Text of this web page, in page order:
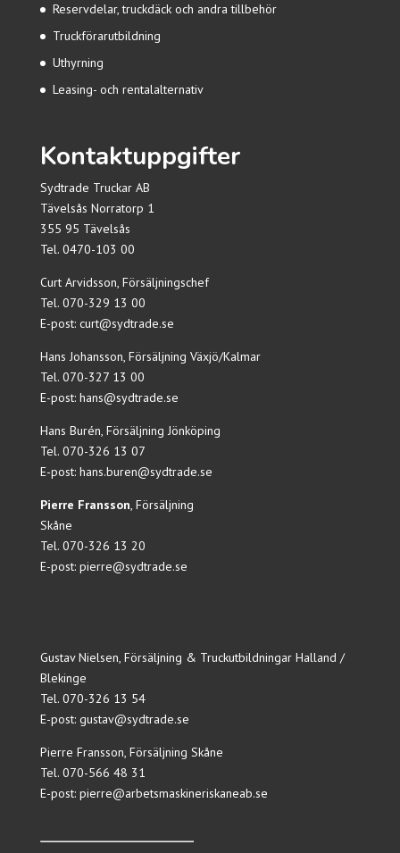
Reservdelar, truckdäck och andra tillbehör
Truckförarutbildning
Uthyrning
Leasing- och rentalalternativ
Kontaktuppgifter
Sydtrade Truckar AB
Tävelsås Norratorp 1
355 95 Tävelsås
Tel. 0470-103 00
Curt Arvidsson, Försäljningschef
Tel. 070-329 13 00
E-post: curt@sydtrade.se
Hans Johansson, Försäljning Växjö/Kalmar
Tel. 070-327 13 00
E-post: hans@sydtrade.se
Hans Burén, Försäljning Jönköping
Tel. 070-326 13 07
E-post: hans.buren@sydtrade.se
Pierre Fransson , Försäljning
Skåne
Tel. 070-326 13 20
E-post: pierre@sydtrade.se
Gustav Nielsen, Försäljning & Truckutbildningar Halland /
Blekinge
Tel. 070-326 13 54
E-post: gustav@sydtrade.se
Pierre Fransson, Försäljning Skåne
Tel. 070-566 48 31
E-post: pierre@arbetsmaskineriskaneab.se